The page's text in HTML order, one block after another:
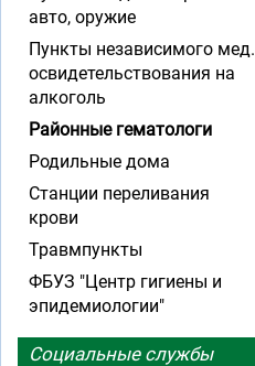
авто, оружие
Пункты независимого мед.
освидетельствования на
алкоголь
Районные гематологи
Родильные дома
Станции переливания
крови
Травмпункты
ФБУЗ "Центр гигиены и
эпидемиологии"
Социальные службы